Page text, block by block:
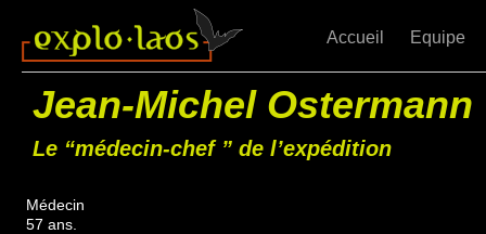
Accueil Equipe
Jean-Michel Ostermann
Le “médecin-chef ” de l’expédition
Médecin
57 ans.